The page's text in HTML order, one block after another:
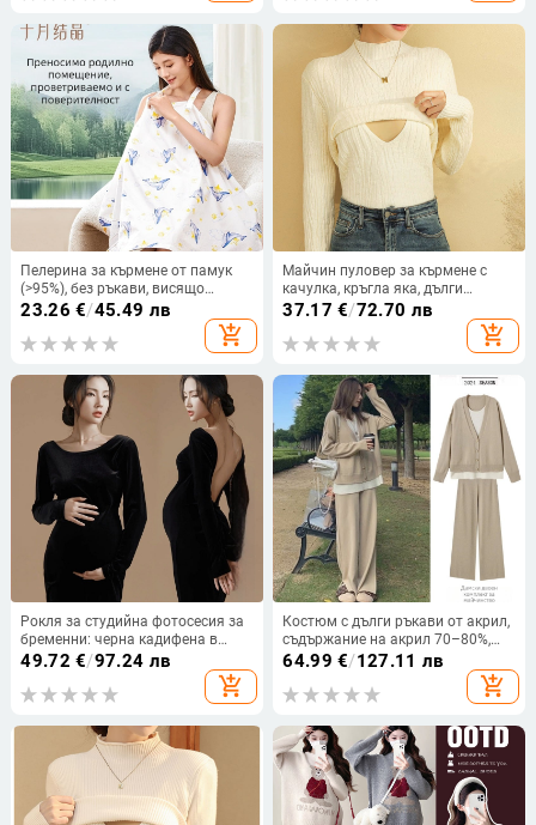
Пелерина за кърмене от памук
(>95%), без ръкави, висящо
деколте, китайски стил (есен
23.26 €/45.49 лв
add_shopping_cart
Майчин пуловер за кърмене с
качулка, кръгла яка, дълги
ръкави, свободна кройка, отвор
37.17 €/72.70 лв
add_shopping_cart
Рокля за студийна фотосесия за
бременни: черна кадифена в
ретро китайски стил, тясна
49.72 €/97.24 лв
add_shopping_cart
Костюм с дълги ръкави от акрил,
съдържание на акрил 70–80%,
еднотонен модел, японско-
корейски стил за свободно
ежедневие.
64.99 €/127.11 лв
add_shopping_cart